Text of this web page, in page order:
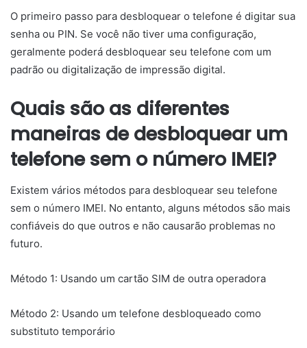
O primeiro passo para desbloquear o telefone é digitar sua
senha ou PIN. Se você não tiver uma configuração,
geralmente poderá desbloquear seu telefone com um
padrão ou digitalização de impressão digital.
Quais são as diferentes
maneiras de desbloquear um
telefone sem o número IMEI?
Existem vários métodos para desbloquear seu telefone
sem o número IMEI. No entanto, alguns métodos são mais
confiáveis do que outros e não causarão problemas no
futuro.
Método 1: Usando um cartão SIM de outra operadora
Método 2: Usando um telefone desbloqueado como
substituto temporário